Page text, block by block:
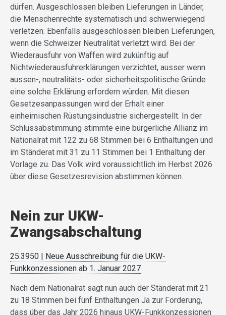
dürfen. Ausgeschlossen bleiben Lieferungen in Länder,
die Menschenrechte systematisch und schwerwiegend
verletzen. Ebenfalls ausgeschlossen bleiben Lieferungen,
wenn die Schweizer Neutralität verletzt wird. Bei der
Wiederausfuhr von Waffen wird zukünftig auf
Nichtwiederausfuhrerklärungen verzichtet, ausser wenn
aussen-, neutralitäts- oder sicherheitspolitische Gründe
eine solche Erklärung erfordern würden. Mit diesen
Gesetzesanpassungen wird der Erhalt einer
einheimischen Rüstungsindustrie sichergestellt. In der
Schlussabstimmung stimmte eine bürgerliche Allianz im
Nationalrat mit 122 zu 68 Stimmen bei 6 Enthaltungen und
im Ständerat mit 31 zu 11 Stimmen bei 1 Enthaltung der
Vorlage zu. Das Volk wird voraussichtlich im Herbst 2026
über diese Gesetzesrevision abstimmen können.
Nein zur UKW-
Zwangsabschaltung
25.3950 | Neue Ausschreibung für die UKW-
Funkkonzessionen ab 1. Januar 2027
Nach dem Nationalrat sagt nun auch der Ständerat mit 21
zu 18 Stimmen bei fünf Enthaltungen Ja zur Forderung,
dass über das Jahr 2026 hinaus UKW-Funkkonzessionen